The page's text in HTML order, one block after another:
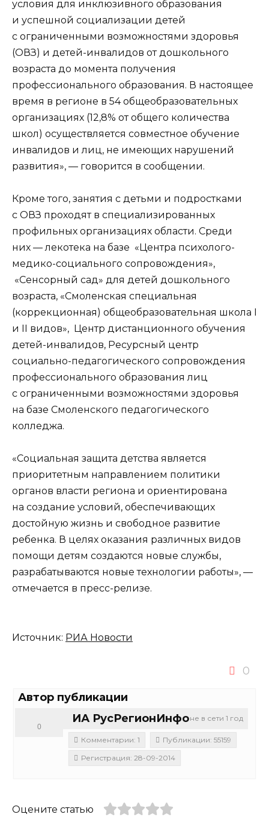
условия для инклюзивного образования
и успешной социализации детей
с ограниченными возможностями здоровья
(ОВЗ) и детей-инвалидов от дошкольного
возраста до момента получения
профессионального образования. В настоящее
время в регионе в 54 общеобразовательных
организациях (12,8% от общего количества
школ) осуществляется совместное обучение
инвалидов и лиц, не имеющих нарушений
развития», — говорится в сообщении.
Кроме того, занятия с детьми и подростками
с ОВЗ проходят в специализированных
профильных организациях области. Среди
них — лекотека на базе «Центра психолого-
медико-социального сопровождения»,
«Сенсорный сад» для детей дошкольного
возраста, «Смоленская специальная
(коррекционная) общеобразовательная школа I
и II видов», Центр дистанционного обучения
детей-инвалидов, Ресурсный центр
социально-педагогического сопровождения
профессионального образования лиц
с ограниченными возможностями здоровья
на базе Смоленского педагогического
колледжа.
«Социальная защита детства является
приоритетным направлением политики
органов власти региона и ориентирована
на создание условий, обеспечивающих
достойную жизнь и свободное развитие
ребенка. В целях оказания различных видов
помощи детям создаются новые службы,
разрабатываются новые технологии работы», —
отмечается в пресс-релизе.
Источник: РИА Новости
0
Автор публикации
не в сети 1 год
ИА РусРегионИнфо
0
Комментарии: 1
Публикации: 55159
Регистрация: 28-09-2014
Оцените статью